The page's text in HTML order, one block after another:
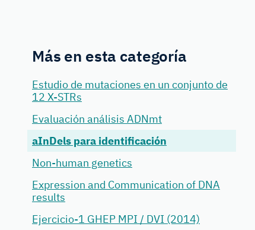
Más en esta categoría
Estudio de mutaciones en un conjunto de
12 X-STRs
Evaluación análisis ADNmt
aInDels para identificación
Non-human genetics
Expression and Communication of DNA
results
Ejercicio-1 GHEP MPI / DVI (2014)